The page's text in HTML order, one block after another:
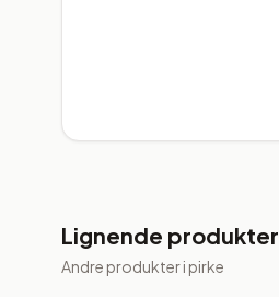
Lignende produkter
Andre produkter i pirke